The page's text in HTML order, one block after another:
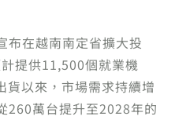
布在越南南定省擴大投
提供11,500個就業機
以來，市場需求持續增
260萬台提升至2028年的